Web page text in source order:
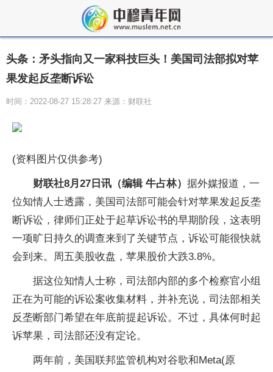
头条：矛头指向又一家科技巨头！美国司法部拟对苹
果发起反垄断诉讼
时间：2022-08-27 15:28:27 来源：财联社
(资料图片仅供参考)
财联社8月27日讯（编辑 牛占林） 据外媒报道，一
位知情人士透露，美国司法部可能会针对苹果发起反垄
断诉讼，律师们正处于起草诉讼书的早期阶段，这表明
一项旷日持久的调查来到了关键节点，诉讼可能很快就
会到来。周五美股收盘，苹果股价大跌3.8%。
据这位知情人士称，司法部内部的多个检察官小组
正在为可能的诉讼案收集材料，并补充说，司法部相关
反垄断部门希望在年底前提起诉讼。不过，具体何时起
诉苹果，司法部还没有定论。
两年前，美国联邦监管机构对谷歌和Meta(原